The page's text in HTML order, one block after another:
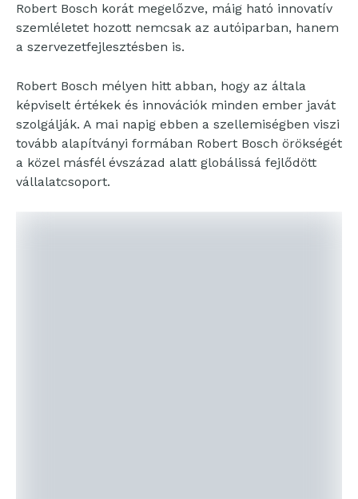
Robert Bosch korát megelőzve, máig ható innovatív
szemléletet hozott nemcsak az autóiparban, hanem
a szervezetfejlesztésben is.
Robert Bosch mélyen hitt abban, hogy az általa
képviselt értékek és innovációk minden ember javát
szolgálják. A mai napig ebben a szellemiségben viszi
tovább alapítványi formában Robert Bosch örökségét
a közel másfél évszázad alatt globálissá fejlődött
vállalatcsoport.